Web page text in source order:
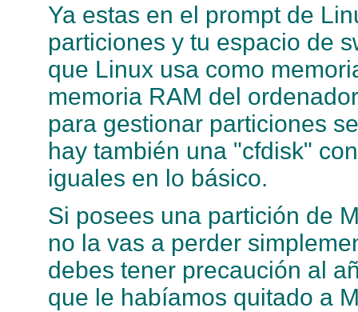
Ya estas en el prompt de
particiones y tu espacio de
que Linux usa como
memoria RAM del
para gestionar particiones
hay también una "cfdisk"
iguales en lo básico.
Si posees una partición de
no la vas a perder
debes tener precaución al
que le habíamos quitado a